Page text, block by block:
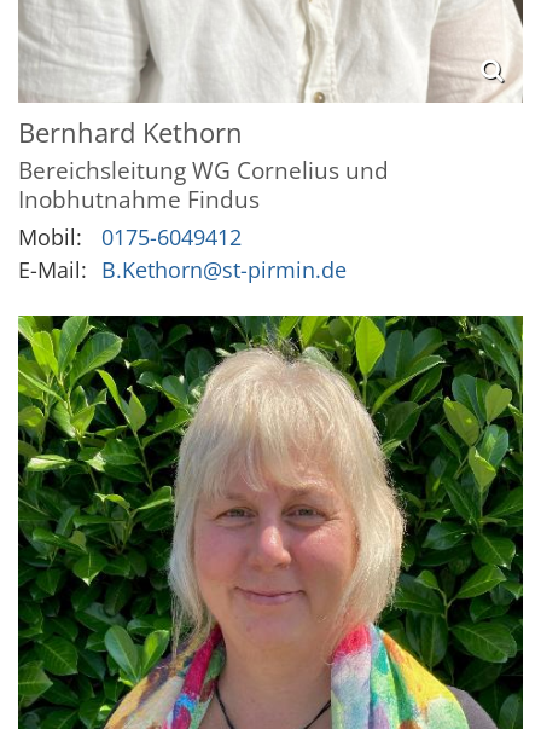
Bernhard Kethorn
Bereichsleitung WG Cornelius und
Inobhutnahme Findus
Mobil:
0175-6049412
E-Mail: B.Kethorn@st-pirmin.de